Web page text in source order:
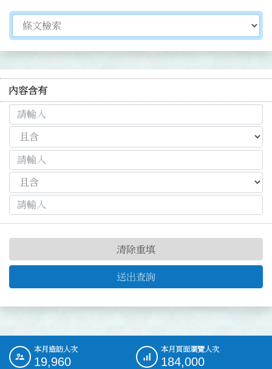
切換選擇法規資訊內容
內容含有
送出查詢
清除重填
::: 本月造訪人次
19,960
本月頁面瀏覽人次
184,000